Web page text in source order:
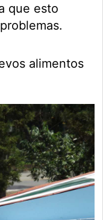
que esto
alimentos